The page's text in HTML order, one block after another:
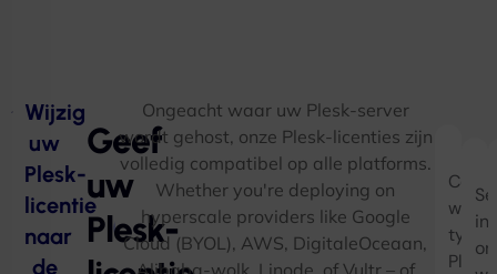
Wijzig
uw
Plesk-
licentie
naar
de
Geef
uw
Plesk-
Ongeacht waar uw Plesk-server
wordt gehost, onze Plesk-licenties zijn
volledig compatibel op alle platforms.
Whether you're deploying on
hyperscale providers like Google
Cloud (BYOL), AWS, DigitaleOceaan,
Alibaba-wolk, Linode, of Vultr – of
welk
type
in